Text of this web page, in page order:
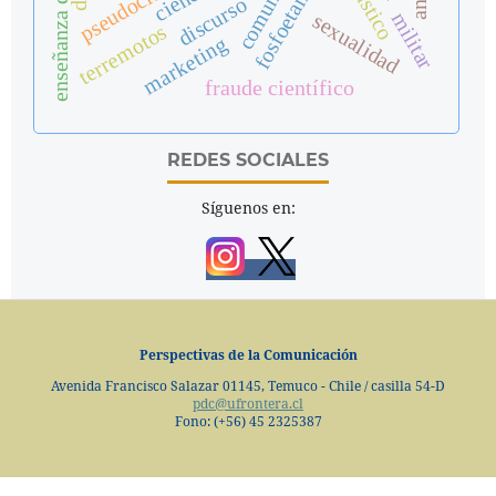
discurso
marketing sexualidad
fraude científico
terremotos militar
REDES SOCIALES
Síguenos en:
Perspectivas de la Comunicación
Avenida Francisco Salazar 01145, Temuco - Chile / casilla 54-D
pdc@ufrontera.cl
Fono: (+56) 45 2325387